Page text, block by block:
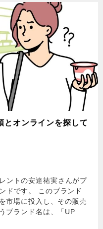
とオンラインを探して
ントの安達祐実さんがプ
ドです。 このブランド
市場に投入し、その販売
ブランド名は、「UP